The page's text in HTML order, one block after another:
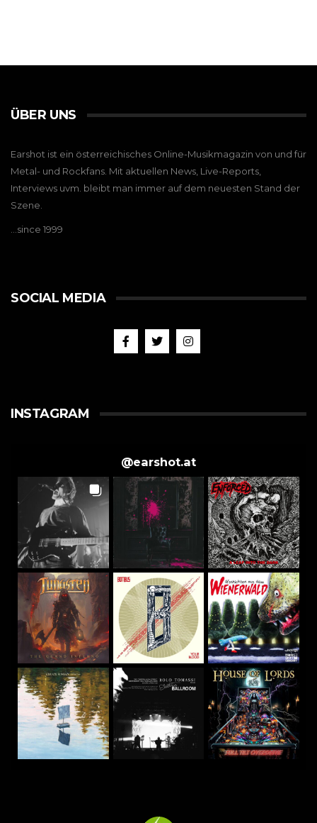
ÜBER UNS
Earshot ist ein österreichisches Online-Musikmagazin von und für
Metal- und Rockfans. Mit aktuellen News, Live-Reports,
Interviews uvm. bleibt man immer auf dem neuesten Stand der
Szene.
…since 1999
SOCIAL MEDIA
INSTAGRAM
@earshot.at